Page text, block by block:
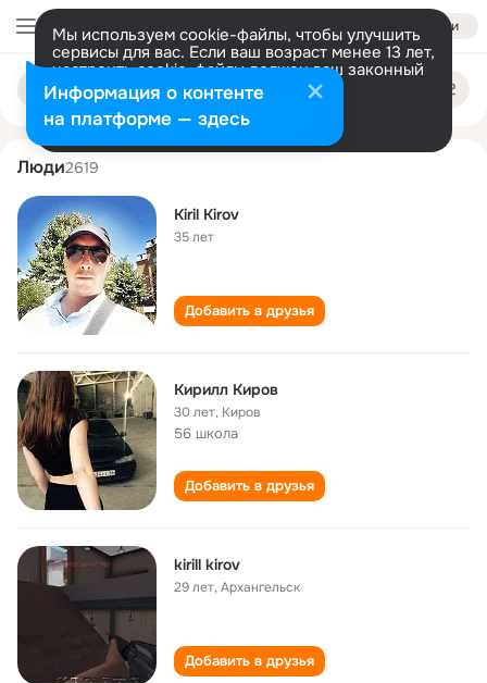
Войти
Мы используем cookie-файлы, чтобы улучшить
сервисы для вас. Если ваш возраст менее 13 лет,
настроить cookie-файлы должен ваш законный
представитель. Больше информации
Разрешить все Настроить
Поиск
людям
kirill kirov
Люди2619
Kiril Kirov
35 лет
Добавить в друзья
Кирилл Киров
30 лет, Киров
56 школа
Добавить в друзья
kirill kirov
29 лет,Архангельск
Добавить в друзья
Информация о контенте
на платформе — здесь